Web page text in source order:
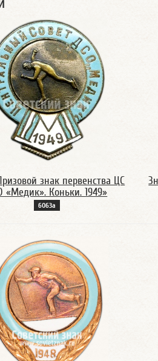
знак первенства ЦС
«Медик». Коньки. 1949»
6063а